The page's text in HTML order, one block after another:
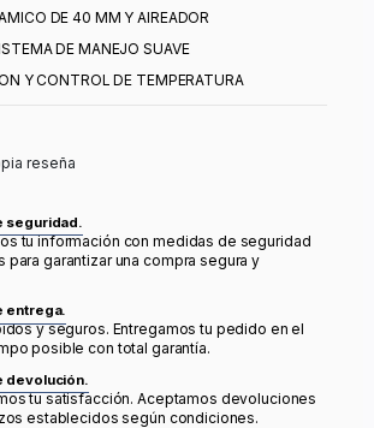
DE 40 MM Y AIREADOR
DE MANEJO SUAVE
Y CONTROL DE TEMPERATURA
reseña
seguridad.
tu información con medidas de seguridad
para garantizar una compra segura y
entrega.
y seguros. Entregamos tu pedido en el
posible con total garantía.
devolución.
tu satisfacción. Aceptamos devoluciones
establecidos según condiciones.